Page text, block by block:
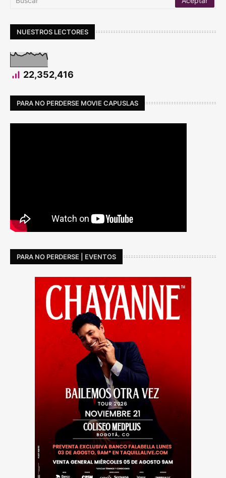
NUESTROS LECTORES
22,352,416
PARA NO PERDERSE MOVIE CAPUSLAS
PARA NO PERDERSE | EVENTOS